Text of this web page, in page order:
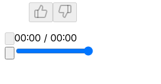
00:00 / 00:00